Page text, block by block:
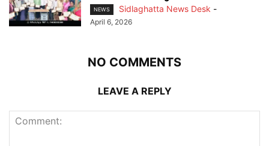
NEWS Sidlaghatta News Desk -
April 6, 2026
NO COMMENTS
LEAVE A REPLY